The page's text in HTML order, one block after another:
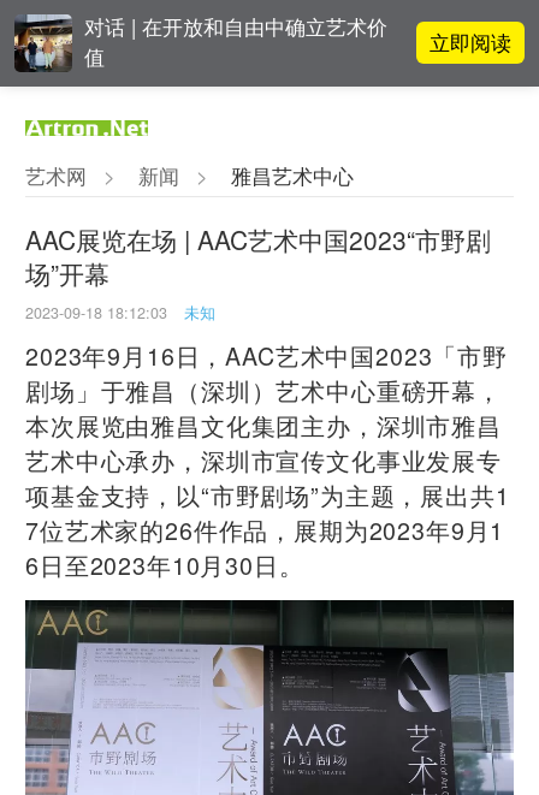
对话 | 在开放和自由中确立艺术价
值
立即阅读
粤籍留美艺术家
张瀚文：以物质媒介具象化精神世
界
周杰伦都要去的伦敦弗里兹，到底
有多火爆？
艺术网 > 新闻 > 雅昌艺术中心
AAC展览在场 | AAC艺术中国2023“市野剧
场”开幕
2023-09-18 18:12:03 未知
2023年9月16日，AAC艺术中国2023「市野
剧场」于雅昌（深圳）艺术中心重磅开幕，
本次展览由雅昌文化集团主办，深圳市雅昌
艺术中心承办，深圳市宣传文化事业发展专
项基金支持，以“市野剧场”为主题，展出共1
7位艺术家的26件作品，展期为2023年9月1
6日至2023年10月30日。